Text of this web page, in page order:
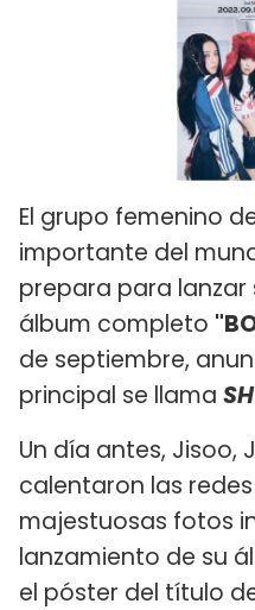
El grupo femenino
importante del
prepara para
álbum completo
de septiembre,
principal se llama
Un día antes, Jisoo,
calentaron las
majestuosas fotos
lanzamiento de su
el póster del título